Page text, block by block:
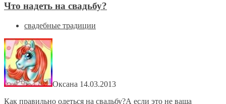
Что надеть на свадьбу?
свадебные традиции
Оксана 14.03.2013
Как правильно одеться на свадьбу?А если это не ваша